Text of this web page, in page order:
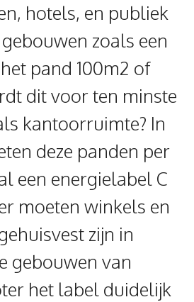
hotels, en publiek
zoals een
pand 100m2 of
dit voor ten minste
kantoorruimte? In
deze panden per
een energielabel C
moeten winkels en
zijn in
gebouwen van
het label duidelijk